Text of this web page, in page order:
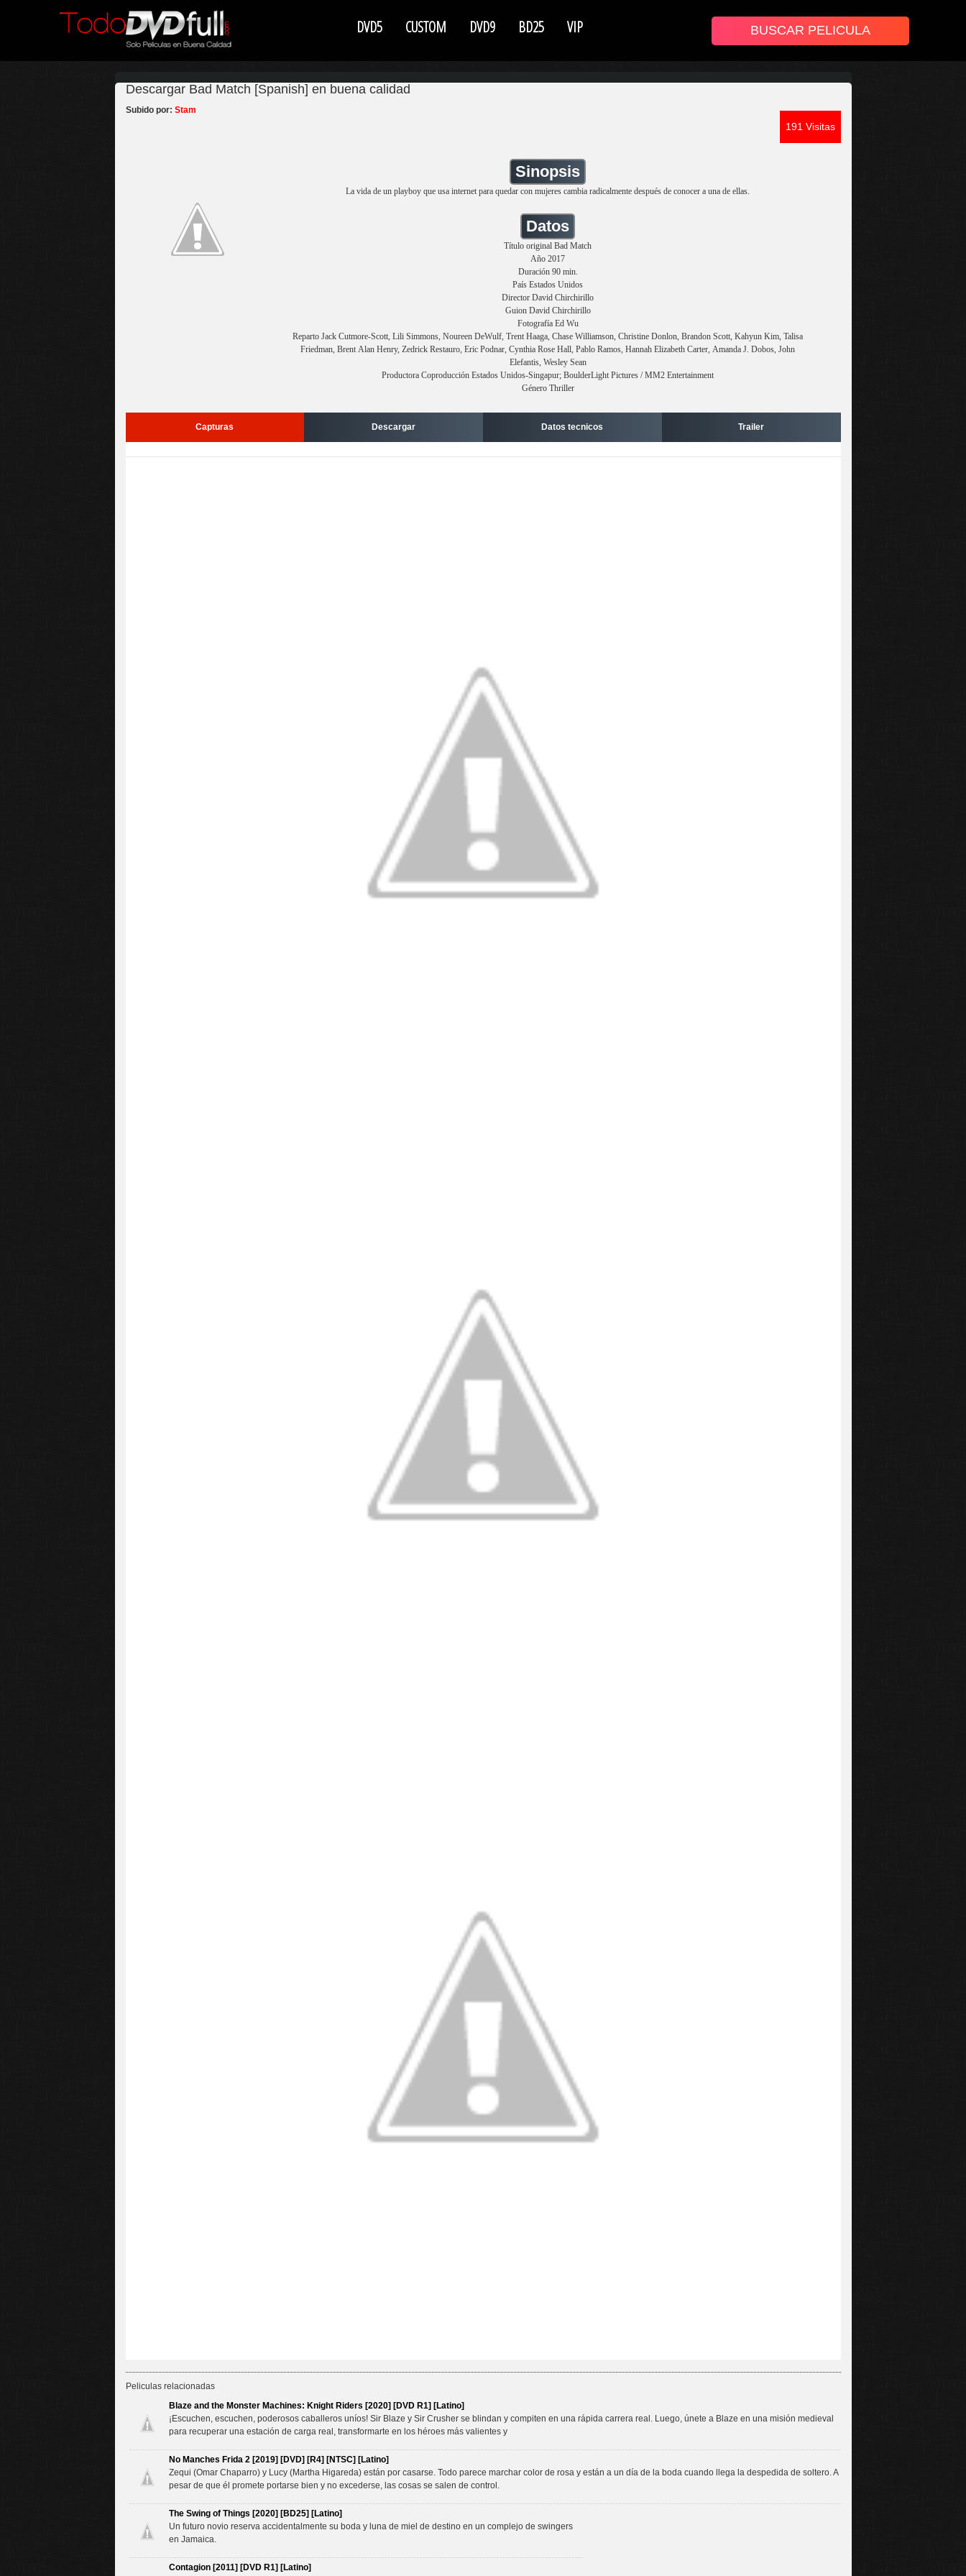
DVD5 CUSTOM DVD9 BD25 VIP
Descargar Bad Match [Spanish] en buena calidad
191 Visitas
Subido por: Stam
Sinopsis
La vida de un playboy que usa internet para quedar con mujeres cambia radicalmente después de conocer a una de ellas.
Datos
Título original Bad Match
Año 2017
Duración 90 min.
País Estados Unidos
Director David Chirchirillo
Guion David Chirchirillo
Fotografía Ed Wu
Reparto Jack Cutmore-Scott, Lili Simmons, Noureen DeWulf, Trent Haaga, Chase Williamson, Christine Donlon, Brandon Scott, Kahyun Kim, Talisa
Friedman, Brent Alan Henry, Zedrick Restauro, Eric Podnar, Cynthia Rose Hall, Pablo Ramos, Hannah Elizabeth Carter, Amanda J. Dobos, John
Elefantis, Wesley Sean
Productora Coproducción Estados Unidos-Singapur; BoulderLight Pictures / MM2 Entertainment
Género Thriller
Capturas Descargar Datos tecnicos Trailer
Peliculas relacionadas
Blaze and the Monster Machines: Knight Riders [2020] [DVD R1] [Latino]
¡Escuchen, escuchen, poderosos caballeros uníos! Sir Blaze y Sir Crusher se blindan y compiten en una rápida carrera real. Luego, únete a Blaze en una misión medieval
para recuperar una estación de carga real, transformarte en los héroes más valientes y
No Manches Frida 2 [2019] [DVD] [R4] [NTSC] [Latino]
Zequi (Omar Chaparro) y Lucy (Martha Higareda) están por casarse. Todo parece marchar color de rosa y están a un día de la boda cuando llega la despedida de soltero. A
pesar de que él promete portarse bien y no excederse, las cosas se salen de control.
The Swing of Things [2020] [BD25] [Latino]
Un futuro novio reserva accidentalmente su boda y luna de miel de destino en un complejo de swingers
en Jamaica.
Contagion [2011] [DVD R1] [Latino]